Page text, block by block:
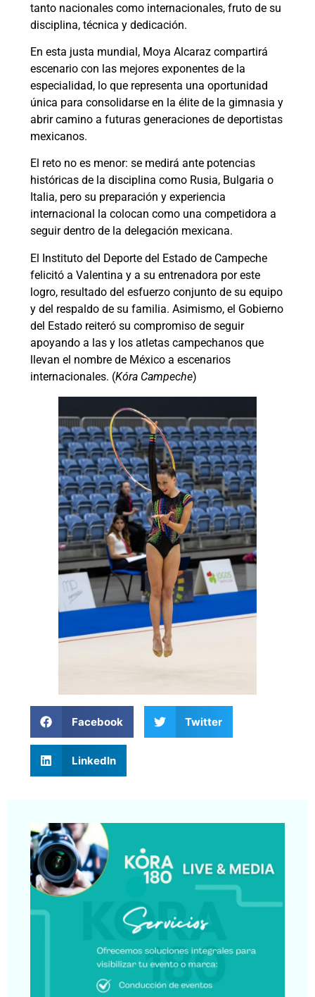
tanto nacionales como internacionales, fruto de su
disciplina, técnica y dedicación.
En esta justa mundial, Moya Alcaraz compartirá
escenario con las mejores exponentes de la
especialidad, lo que representa una oportunidad
única para consolidarse en la élite de la gimnasia y
abrir camino a futuras generaciones de deportistas
mexicanos.
El reto no es menor: se medirá ante potencias
históricas de la disciplina como Rusia, Bulgaria o
Italia, pero su preparación y experiencia
internacional la colocan como una competidora a
seguir dentro de la delegación mexicana.
El Instituto del Deporte del Estado de Campeche
felicitó a Valentina y a su entrenadora por este
logro, resultado del esfuerzo conjunto de su equipo
y del respaldo de su familia. Asimismo, el Gobierno
del Estado reiteró su compromiso de seguir
apoyando a las y los atletas campechanos que
llevan el nombre de México a escenarios
internacionales. (Kóra Campeche)
Facebook Twitter
LinkedIn